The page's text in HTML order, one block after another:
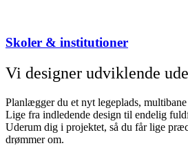
Skoler & institutioner
Vi designer udviklende
Planlægger du et nyt legeplads,
Lige fra indledende design til endelig
Uderum dig i projektet, så du får lige
drømmer om.